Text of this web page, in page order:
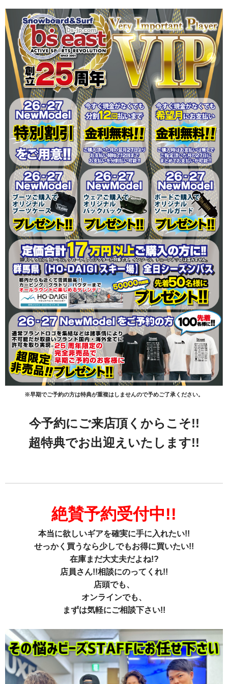
※早期でご予約の方は特典が重複はしませんので予めご了承ください。
今予約にご来店頂く からこそ!!
超特典でお出迎えいたします!!
絶賛予約受付中!!
本当に欲しいギアを確実に手に入れたい!!
せっかく買うなら少しでもお得に買いたい!!
在庫まだ大丈夫だよね!?
店員さん!!相談にのってくれ!!
店頭でも、
オンラインでも、
まずは気軽にご相談下さい!!